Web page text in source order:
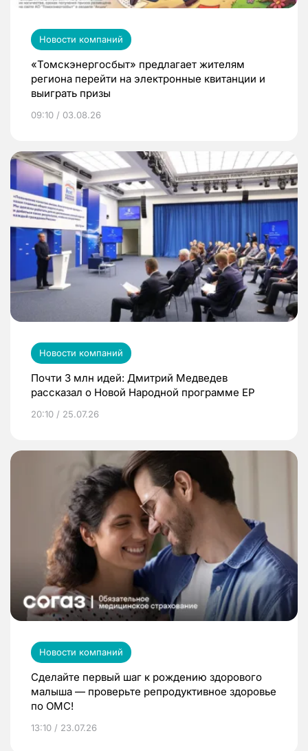
Новости компаний
«Томскэнергосбыт» предлагает жителям
региона перейти на электронные квитанции и
выиграть призы
09:10 / 03.08.26
Новости компаний
Почти 3 млн идей: Дмитрий Медведев
рассказал о Новой Народной программе ЕР
20:10 / 25.07.26
Новости компаний
Сделайте первый шаг к рождению здорового
малыша — проверьте репродуктивное здоровье
по ОМС!
13:10 / 23.07.26